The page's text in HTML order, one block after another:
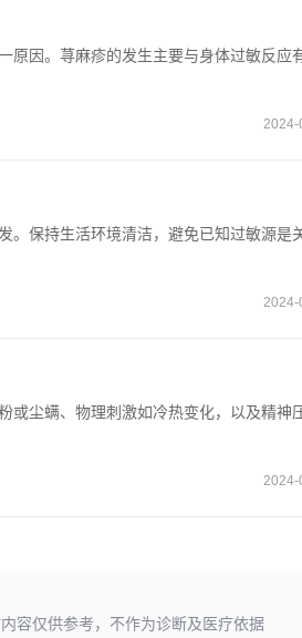
原因。荨麻疹的发生主要与身体过敏反应
2024-
。保持生活环境清洁，避免已知过敏源是
2024-
或尘螨、物理刺激如冷热变化，以及精神
容仅供参考，不作为诊断及医疗依据